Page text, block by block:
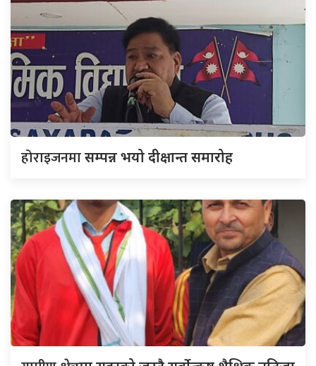
होराइजनमासम्पन्न भयो दीक्षान्त समारोह